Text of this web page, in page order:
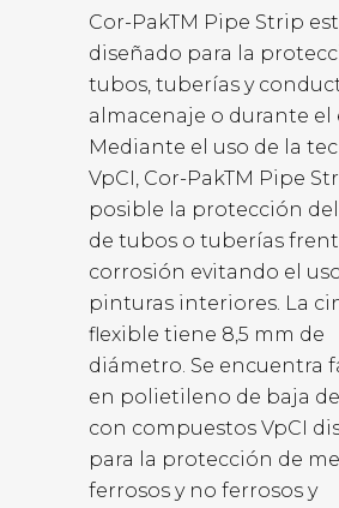
Cor-PakTM Pipe Strip
diseñado para la
tubos, tuberías y
almacenaje o durante el
Mediante el uso de la
VpCI, Cor-PakTM Pipe
posible la protección
de tubos o tuberías
corrosión evitando el
pinturas interiores. La
flexible tiene 8,5 mm de
diámetro. Se encuentra
en polietileno de baja
con compuestos VpCI
para la protección de
ferrosos y no ferrosos y